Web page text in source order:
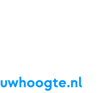
ReviewsLive updatesApp